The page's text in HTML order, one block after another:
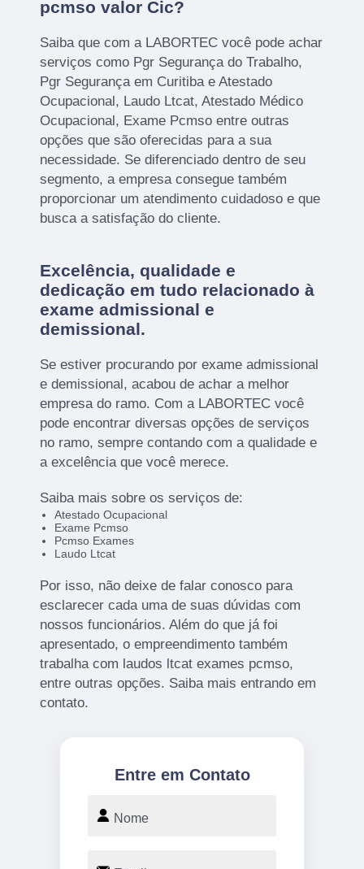
pcmso valor Cic?
Saiba que com a LABORTEC você pode achar
serviços como Pgr Segurança do Trabalho,
Pgr Segurança em Curitiba e Atestado
Ocupacional, Laudo Ltcat, Atestado Médico
Ocupacional, Exame Pcmso entre outras
opções que são oferecidas para a sua
necessidade. Se diferenciado dentro de seu
segmento, a empresa consegue também
proporcionar um atendimento cuidadoso e que
busca a satisfação do cliente.
Excelência, qualidade e
dedicação em tudo relacionado à
exame admissional e
demissional.
Se estiver procurando por exame admissional
e demissional, acabou de achar a melhor
empresa do ramo. Com a LABORTEC você
pode encontrar diversas opções de serviços
no ramo, sempre contando com a qualidade e
a excelência que você merece.
Saiba mais sobre os serviços de:
Atestado Ocupacional
Exame Pcmso
Pcmso Exames
Laudo Ltcat
Por isso, não deixe de falar conosco para
esclarecer cada uma de suas dúvidas com
nossos funcionários. Além do que já foi
apresentado, o empreendimento também
trabalha com laudos ltcat exames pcmso,
entre outras opções. Saiba mais entrando em
contato.
Entre em Contato